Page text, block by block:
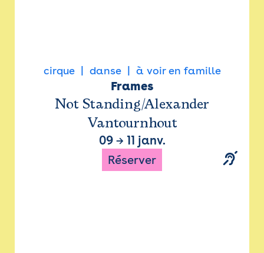
cirque danse à voir en famille
Frames
Not Standing/Alexander
Vantournhout
09→ 11 janv.
Réserver